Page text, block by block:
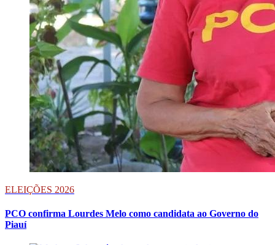
ELEIÇÕES 2026
PCO confirma Lourdes Melo como candidata ao Governo do
Piauí